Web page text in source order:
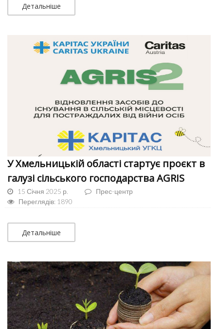
Детальніше
У Хмельницькій області стартує проєкт в
галузі сільського господарства AGRIS
15 Січня 2025 р.
Прес-центр
Переглядів: 1890
Детальніше